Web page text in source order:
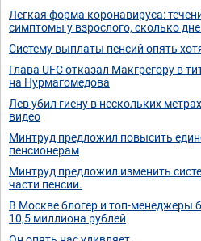
Легкая форма коронавируса:
симптомы у взрослого, сколько
Систему выплаты пенсий опять
Глава UFC отказал Макгрегору в
на Нурмагомедова
Лев убил гиену в нескольких
видео
Минтруд предложил повысить
пенсионерам
Минтруд предложил изменить
части пенсии.
В Москве блогер и топ-менеджеры
10,5 миллиона рублей